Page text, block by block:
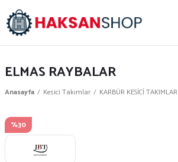
ELMAS RAYBALAR
Anasayfa Kesici Takımlar KARBÜR KESİCİ TAKIMLAR
%30